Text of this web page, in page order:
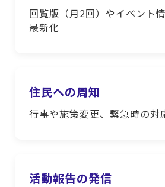
回覧版（月2回）やイベント
最新化
住民への周知
行事や施策変更、緊急時の対
活動報告の発信